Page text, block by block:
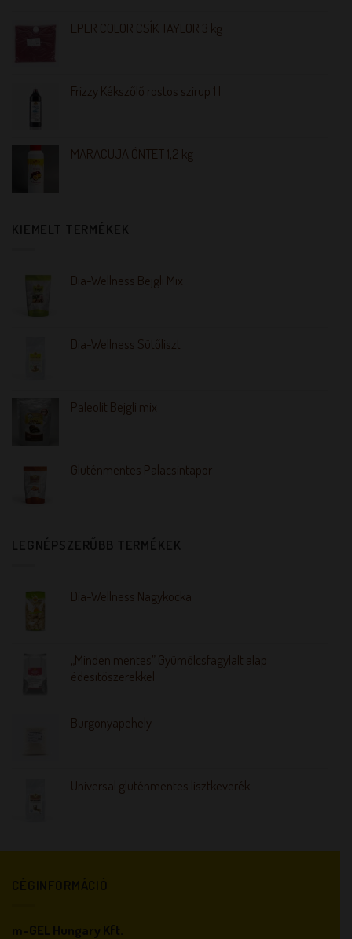
EPER COLOR CSÍK TAYLOR 3 kg
Frizzy Kékszőlő rostos szirup 1 l
MARACUJA ÖNTET 1,2 kg
KIEMELT TERMÉKEK
Dia-Wellness Bejgli Mix
Dia-Wellness Sütőliszt
Paleolit Bejgli mix
Gluténmentes Palacsintapor
LEGNÉPSZERŰBB TERMÉKEK
Dia-Wellness Nagykocka
„Minden mentes” Gyümölcsfagylalt alap
édesítőszerekkel
Burgonyapehely
Universal gluténmentes lisztkeverék
CÉGINFORMÁCIÓ
m-GEL Hungary Kft.